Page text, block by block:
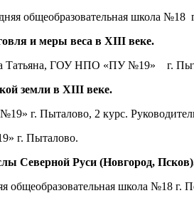
общеобразовательная школа №18
и меры веса в XIII веке.
Татьяна, ГОУ НПО «ПУ №19» г.
земли в XIII веке.
г. Пыталово, 2 курс.
г. Пыталово.
Северной Руси (Новгород,
школа №18 г.